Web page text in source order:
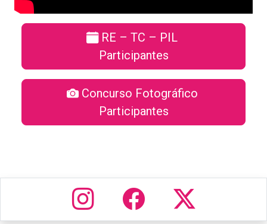
RE – TC – PIL
Participantes
Concurso Fotográfico
Participantes